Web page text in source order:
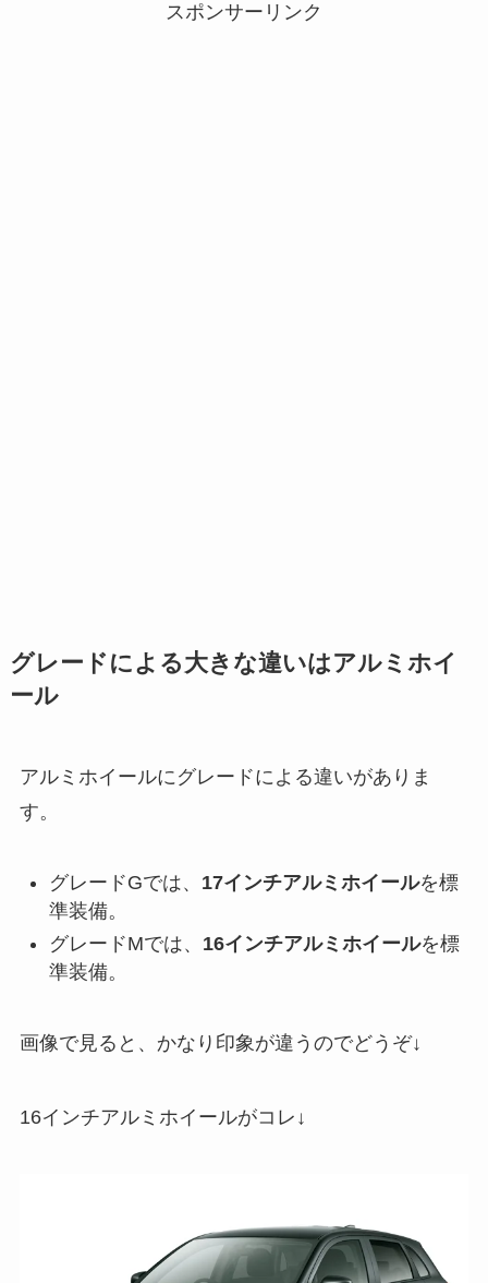
スポンサーリンク
グレードによる大きな違いはアルミホイ
ール
アルミホイールにグレードによる違いがありま
す。
グレードGでは、 17インチアルミホイールを標
準装備。
グレードMでは、 16インチアルミホイールを標
準装備。
画像で見ると、かなり印象が違うのでどうぞ↓
16インチアルミホイールがコレ↓